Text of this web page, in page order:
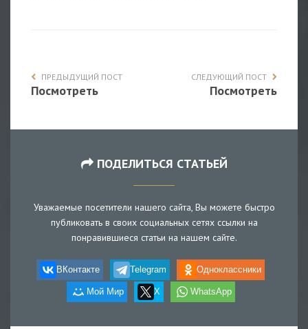
ПРЕДЫДУЩИЙ ПОСТ
Посмотреть
СЛЕДУЮЩИЙ ПОСТ
Посмотреть
ПОДЕЛИТЬСЯ СТАТЬЕЙ
Уважаемые посетители нашего сайта, Вы можете быстро
публиковать в своих социальных сетях ссылки на
понравившиеся статьи на нашем сайте.
ВКонтакте Telegram Одноклассники
Мой Мир X WhatsApp